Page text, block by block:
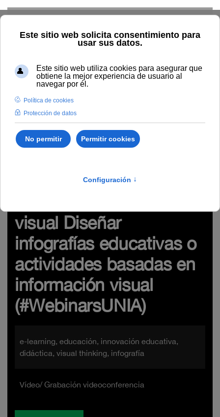
Inicio Innovación
Conocimiento abierto y difusión
Recursos Educativos en abierto
Diseñar infografías educativas o actividades basadas en
información visual (#WebinarsUNIA)
visual Diseñar
infografías educativas o
actividades basadas en
información visual
(#WebinarsUNIA)
e-learning, educación, innovación educativa,
didáctica, visual thinking, infografía
Vídeo/ Grabación videoconferencia